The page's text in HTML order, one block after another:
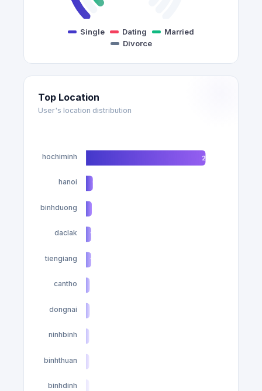
Single Dating
Married
Divorce
Top Location
User's location distribution
hochiminh
hanoi
binhduong
daclak
tiengiang
cantho
dongnai
ninhbinh
binhthuan
binhdinh
227
13
10
10